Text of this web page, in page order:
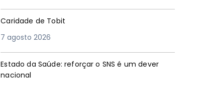
Caridade de Tobit
7 agosto 2026
Estado da Saúde: reforçar o SNS é um dever
nacional